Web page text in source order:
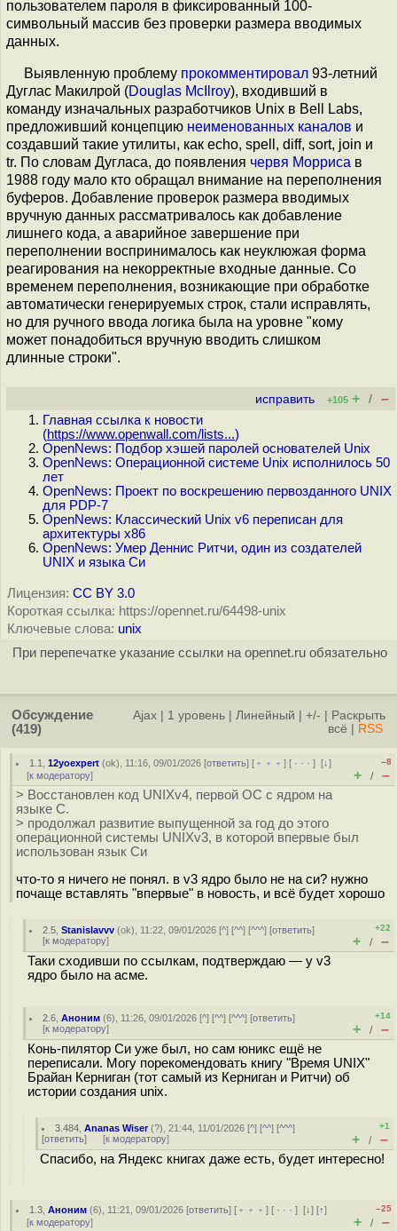
пользователем пароля в фиксированный 100-
символьный массив без проверки размера вводимых
данных.
Выявленную проблему прокомментировал 93-летний
Дуглас Макилрой (Douglas McIlroy), входивший в
команду изначальных разработчиков Unix в Bell Labs,
предложивший концепцию неименованных каналов и
создавший такие утилиты, как echo, spell, diff, sort, join и
tr. По словам Дугласа, до появления червя Морриса в
1988 году мало кто обращал внимание на переполнения
буферов. Добавление проверок размера вводимых
вручную данных рассматривалось как добавление
лишнего кода, а аварийное завершение при
переполнении воспринималось как неуклюжая форма
реагирования на некорректные входные данные. Со
временем переполнения, возникающие при обработке
автоматически генерируемых строк, стали исправлять,
но для ручного ввода логика была на уровне "кому
может понадобиться вручную вводить слишком
длинные строки".
исправить +105 + / –
Главная ссылка к новости
(https://www.openwall.com/lists...)
OpenNews: Подбор хэшей паролей основателей Unix
OpenNews: Операционной системе Unix исполнилось 50
лет
OpenNews: Проект по воскрешению первозданного UNIX
для PDP-7
OpenNews: Классический Unix v6 переписан для
архитектуры x86
OpenNews: Умер Деннис Ритчи, один из создателей
UNIX и языка Си
Лицензия: CC BY 3.0
Короткая ссылка: https://opennet.ru/64498-unix
Ключевые слова: unix
При перепечатке указание ссылки на opennet.ru обязательно
Обсуждение
(419)
Ajax 1 уровень Линейный +/-
Раскрыть
всё
RSS
1.1 ,12yoexpert (ok), 11:16, 09/01/2026 [ответить] [ ﹢﹢﹢] [ · · ·][↓]
[к модератору]
–8
+ / –
> Восстановлен код UNIXv4, первой ОС с ядром на
языке C.
> продолжал развитие выпущенной за год до этого
операционной системы UNIXv3, в которой впервые был
использован язык Си
что-то я ничего не понял. в v3 ядро было не на си? нужно
почаще вставлять "впервые" в новость, и всё будет хорошо
2.5 ,Stanislavvv (ok), 11:22, 09/01/2026 [^] [^^] [^^^] [ответить]
[к модератору]
+22
+ / –
Таки сходивши по ссылкам, подтверждаю — у v3
ядро было на асме.
2.6 ,Аноним (6), 11:26, 09/01/2026 [^] [^^] [^^^] [ответить]
[к модератору]
+14
+ / –
Конь-пилятор Си уже был, но сам юникс ещё не
переписали. Могу порекомендовать книгу "Время UNIX"
Брайан Керниган (тот самый из Керниган и Ритчи) об
истории создания unix.
3.484 ,Ananas Wiser(?), 21:44, 11/01/2026 [^] [^^] [^^^]
[ответить] [к модератору]
+1
+ / –
Спасибо, на Яндекс книгах даже есть, будет интересно!
1.3 ,Аноним (6), 11:21, 09/01/2026 [ответить] [ ﹢﹢﹢] [ · · ·][↓] [↑]
[к модератору]
–25
+ / –